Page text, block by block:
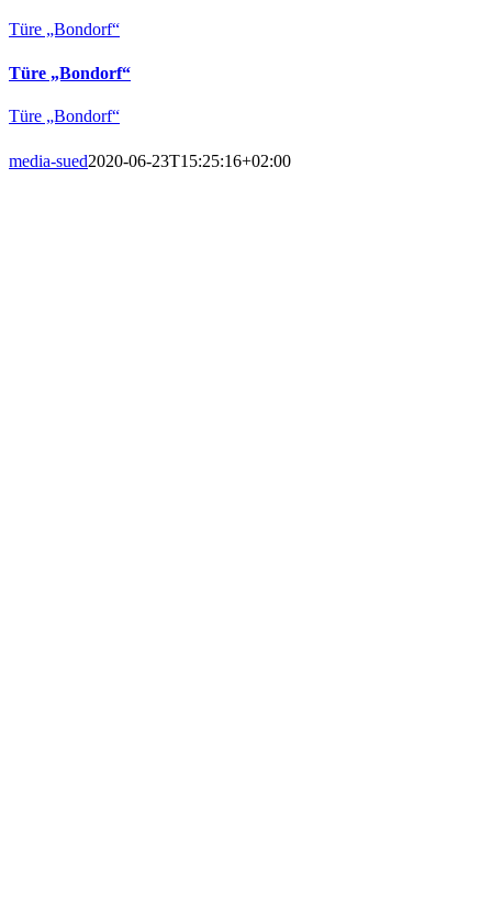
Türe „Bondorf“
Türe „Bondorf“
Türe „Bondorf“
media-sued2020-06-23T15:25:16+02:00